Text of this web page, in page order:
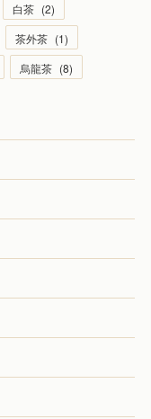
白茶 (2)
茶外茶 (1)
烏龍茶 (8)